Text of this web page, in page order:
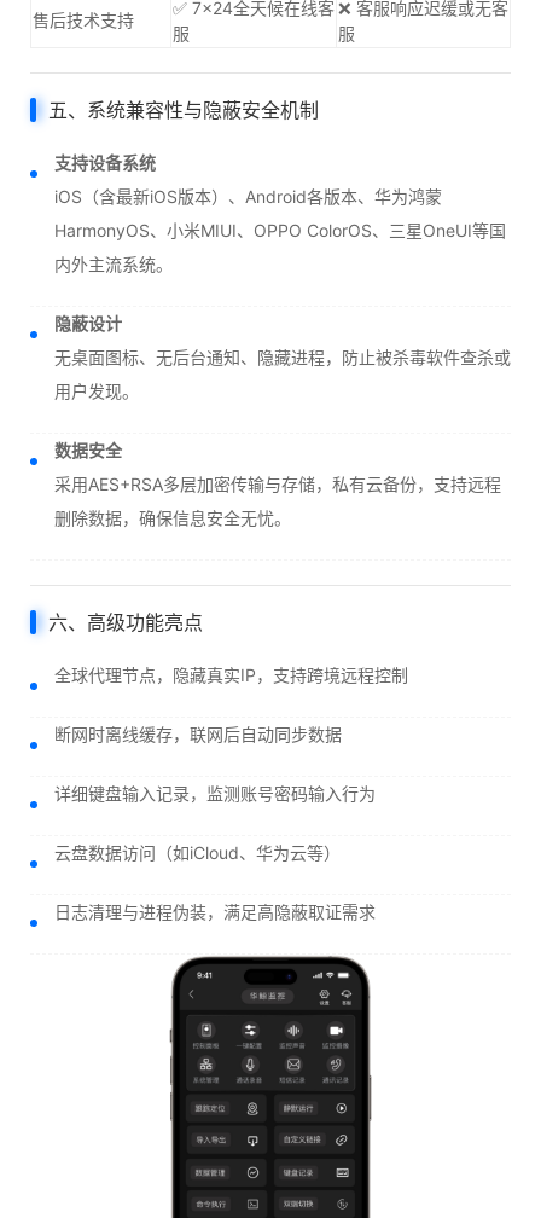
售后技术支持
✅ 7×24全天候在线客
服
❌ 客服响应迟缓或无客
服
五、系统兼容性与隐蔽安全机制
支持设备系统
iOS（含最新iOS版本）、Android各版本、华为鸿蒙
HarmonyOS、小米MIUI、OPPO ColorOS、三星OneUI等国
内外主流系统。
隐蔽设计
无桌面图标、无后台通知、隐藏进程，防止被杀毒软件查杀或
用户发现。
数据安全
采用AES+RSA多层加密传输与存储，私有云备份，支持远程
删除数据，确保信息安全无忧。
六、高级功能亮点
全球代理节点，隐藏真实IP，支持跨境远程控制
断网时离线缓存，联网后自动同步数据
详细键盘输入记录，监测账号密码输入行为
云盘数据访问（如iCloud、华为云等）
日志清理与进程伪装，满足高隐蔽取证需求